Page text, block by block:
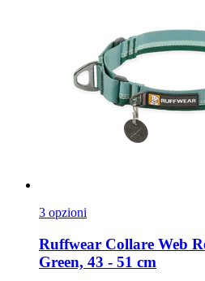
3 opzioni
Ruffwear Collare Web
Green, 43 -​ 51 cm